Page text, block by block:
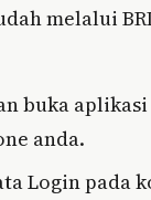
melalui
buka
anda.
Login pada